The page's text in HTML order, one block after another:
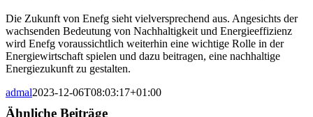
Die Zukunft von Enefg sieht vielversprechend aus. Angesichts der
wachsenden Bedeutung von Nachhaltigkeit und Energieeffizienz
wird Enefg voraussichtlich weiterhin eine wichtige Rolle in der
Energiewirtschaft spielen und dazu beitragen, eine nachhaltige
Energiezukunft zu gestalten.
admal2023-12-06T08:03:17+01:00
Ähnliche Beiträge